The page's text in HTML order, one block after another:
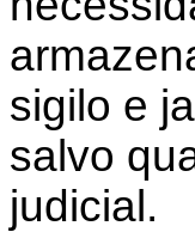
sigilo e
salvo
judicial.